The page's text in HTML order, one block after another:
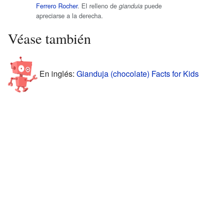
Ferrero Rocher. El relleno de gianduia puede
apreciarse a la derecha.
Véase también
En inglés: Gianduja (chocolate) Facts for Kids